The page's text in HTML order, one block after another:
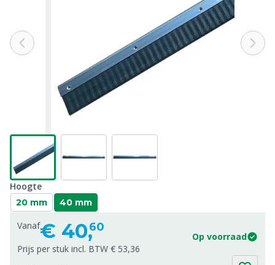
Hoogte
20 mm 40 mm
Vanaf€ 40,60
Op voorraad
Prijs per stuk incl. BTW € 53,36